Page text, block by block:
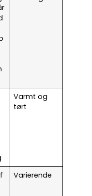
Varmt og
tørt
Varierende